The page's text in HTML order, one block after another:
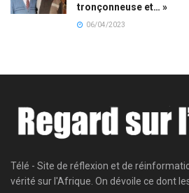
tronçonneuse et… »
06/04/2023
Télé - Site de réflexion et de
vérité sur l'Afrique. On dévoile ce dont